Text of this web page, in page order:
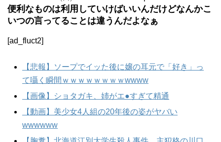
便利なものは利用していけばいいんだけどなんかこ
いつの言ってることは違うんだよなぁ
[ad_fluct2]
【悲報】ソープでイッた後に嬢の耳元で「好き」っ
て囁く瞬間ｗｗｗｗｗｗｗｗwwww
【画像】ショタガキ、姉がエ●すぎて精通
【動画】美少女4人組の20年後の姿がヤバい
wwwwww